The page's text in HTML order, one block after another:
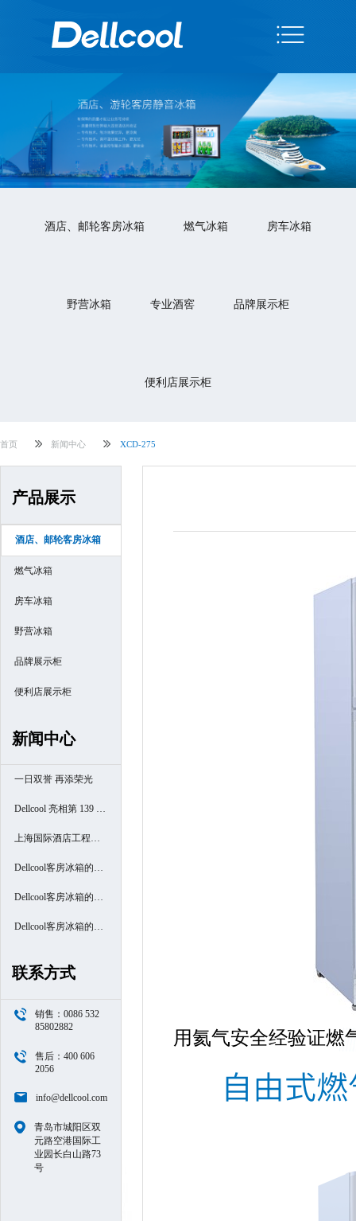
酒店、邮轮客房冰箱 燃气冰箱 房车冰箱
野营冰箱 专业酒窖 品牌展示柜
便利店展示柜
首页 新闻中心 XCD-275
产品展示
酒店、邮轮客房冰箱
燃气冰箱
房车冰箱
野营冰箱
品牌展示柜
便利店展示柜
新闻中心
一日双誉 再添荣光
Dellcool 亮相第 139 届
广交会
上海国际酒店工程设
计与用品博览会
Dellcool客房冰箱的高
端酒店之旅- 厦门南洋
万怡酒店
Dellcool客房冰箱的高
端酒店之旅- 西安高新
Dellcool客房冰箱的高
联系方式
销售：0086 532
85802882
售后：400 606
2056
info@dellcool.com
青岛市城阳区双
元路空港国际工
业园长白山路73
号
用氦气安全经验证燃